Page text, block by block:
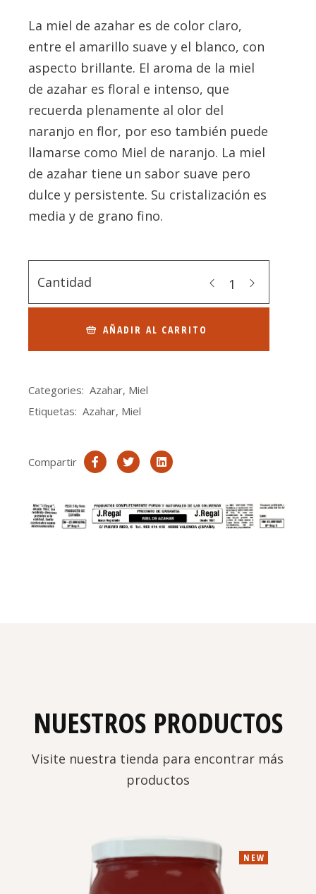
La miel de azahar es de color claro,
entre el amarillo suave y el blanco, con
aspecto brillante. El aroma de la miel
de azahar es floral e intenso, que
recuerda plenamente al olor del
naranjo en flor, por eso también puede
llamarse como Miel de naranjo. La miel
de azahar tiene un sabor suave pero
dulce y persistente. Su cristalización es
media y de grano fino.
Cantidad
AÑADIR AL CARRITO
Categories: Azahar, Miel
Etiquetas: Azahar, Miel
Compartir
NUESTROS PRODUCTOS
Visite nuestra tienda para encontrar más
productos
NEW